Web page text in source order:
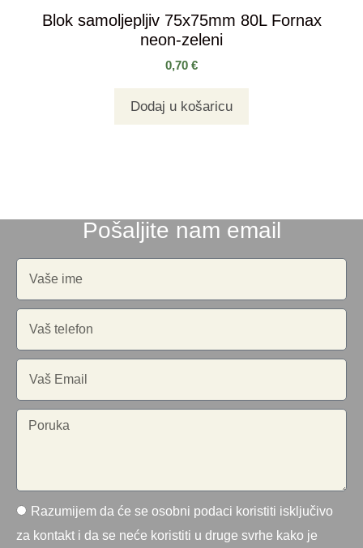
Blok samoljepljiv 75x75mm 80L Fornax
neon-zeleni
0,70 €
Dodaj u košaricu
Pošaljite nam email
Razumijem da će se osobni podaci koristiti isključivo
za kontakt i da se neće koristiti u druge svrhe kako je